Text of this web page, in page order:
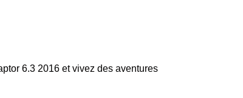
6.3 2016 et vivez des aventures